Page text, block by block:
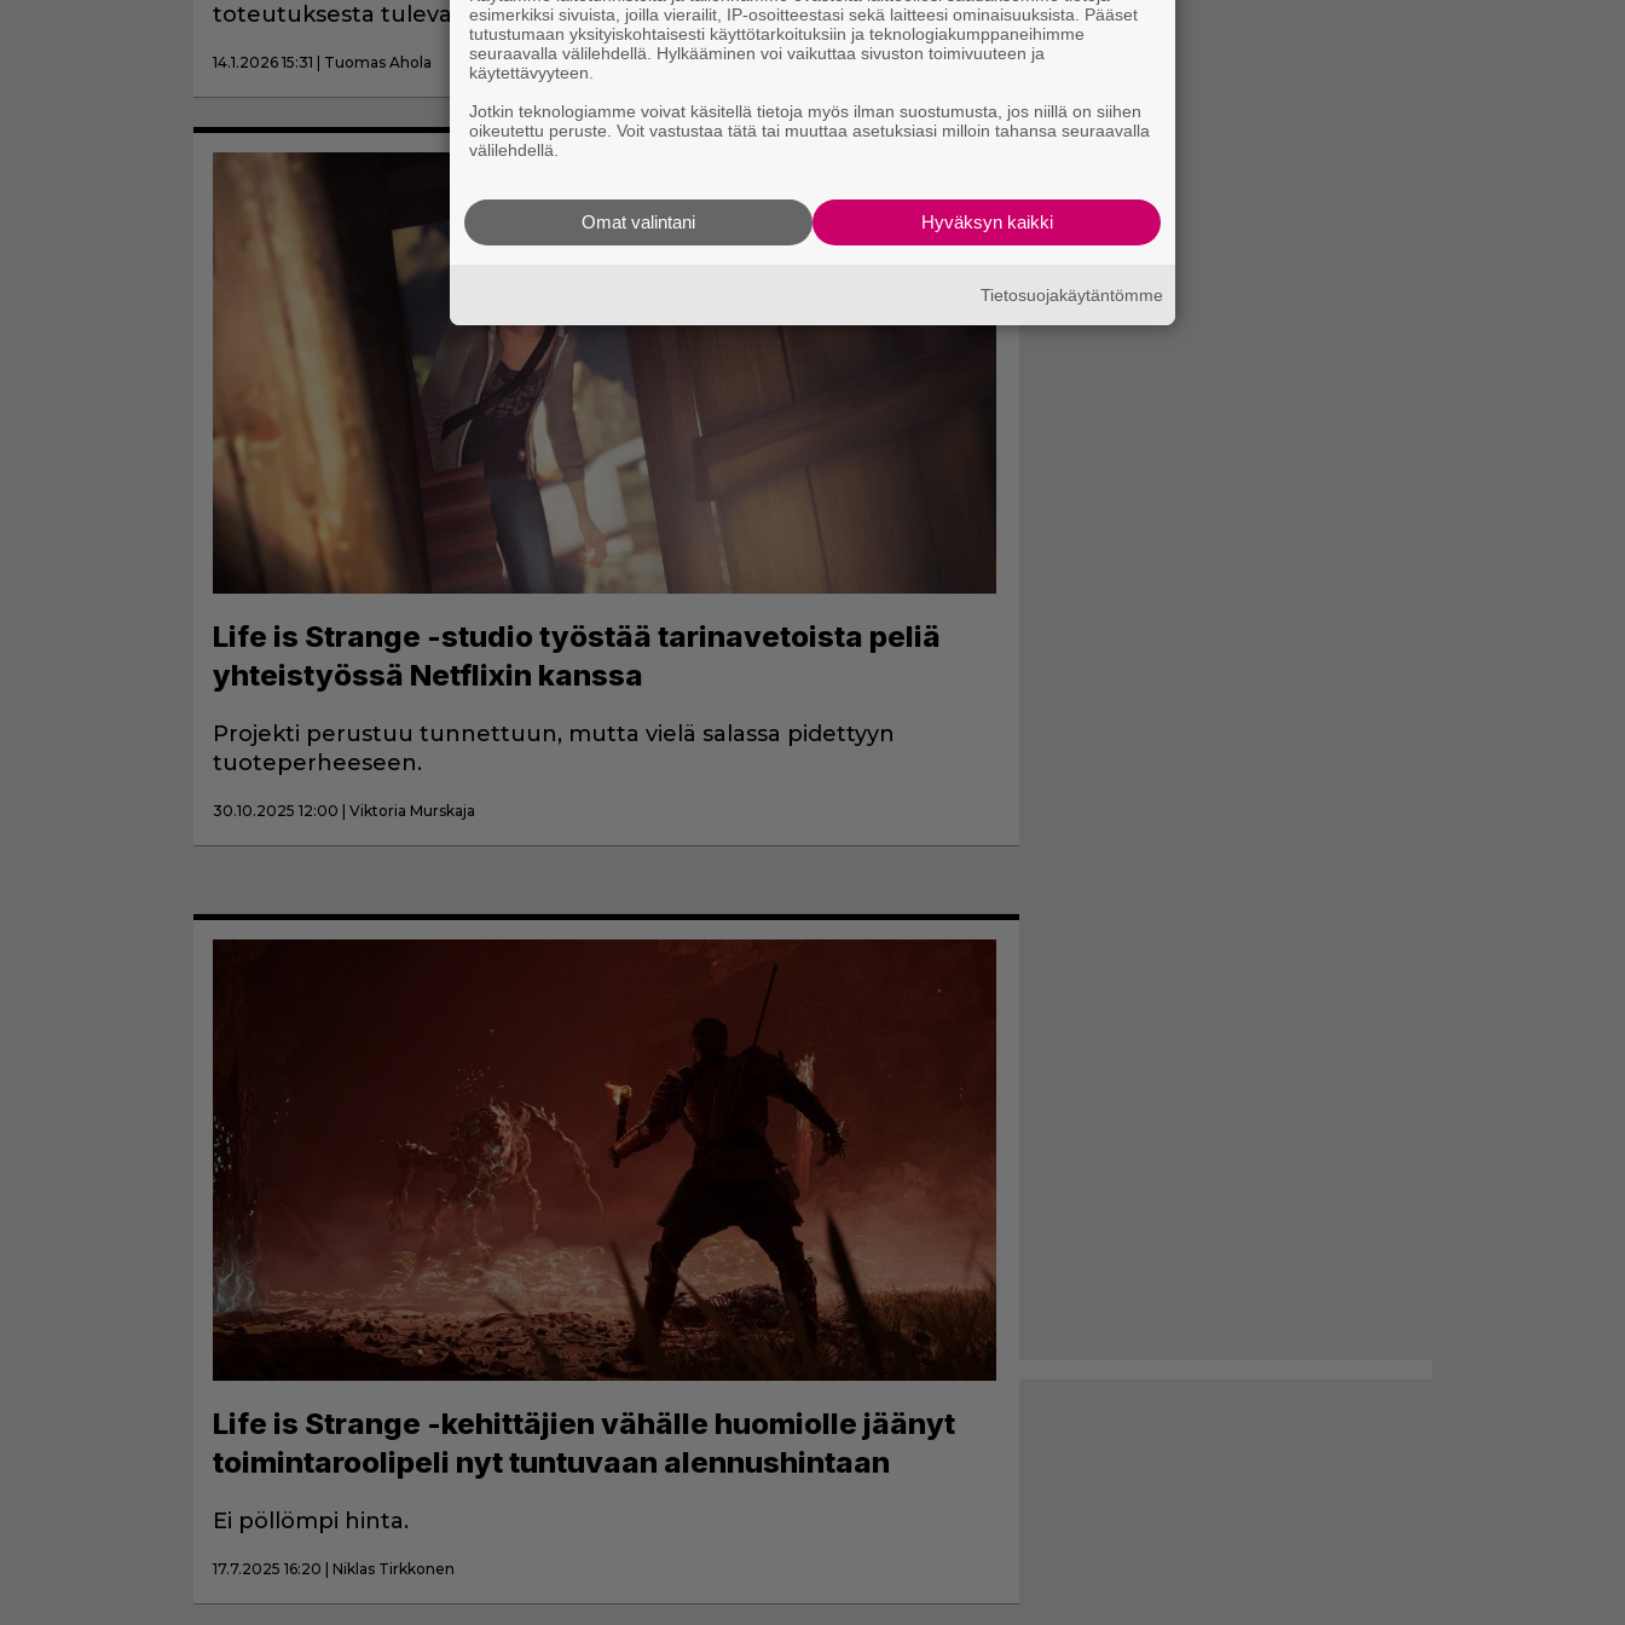
toteutuksesta tulevaan tieteisseikkailuun.
14.1.2026 15:31 | Tuomas Ahola
Life is Strange -studio työstää tarinavetoista peliä
yhteistyössä Netflixin kanssa
Projekti perustuu tunnettuun, mutta vielä salassa pidettyyn
tuoteperheeseen.
30.10.2025 12:00 | Viktoria Murskaja
Life is Strange -kehittäjien vähälle huomiolle jäänyt
toimintaroolipeli nyt tuntuvaan alennushintaan
Ei pöllömpi hinta.
17.7.2025 16:20 | Niklas Tirkkonen
esimerkiksi sivuista, joilla vierailit, IP-osoitteestasi sekä laitteesi ominaisuuksista. Pääset
tutustumaan yksityiskohtaisesti käyttötarkoituksiin ja teknologiakumppaneihimme
seuraavalla välilehdellä. Hylkääminen voi vaikuttaa sivuston toimivuuteen ja
käytettävyyteen.
Jotkin teknologiamme voivat käsitellä tietoja myös ilman suostumusta, jos niillä on siihen
oikeutettu peruste. Voit vastustaa tätä tai muuttaa asetuksiasi milloin tahansa seuraavalla
välilehdellä.
Hyväksyn kaikki
Omat valintani
Tietosuojakäytäntömme